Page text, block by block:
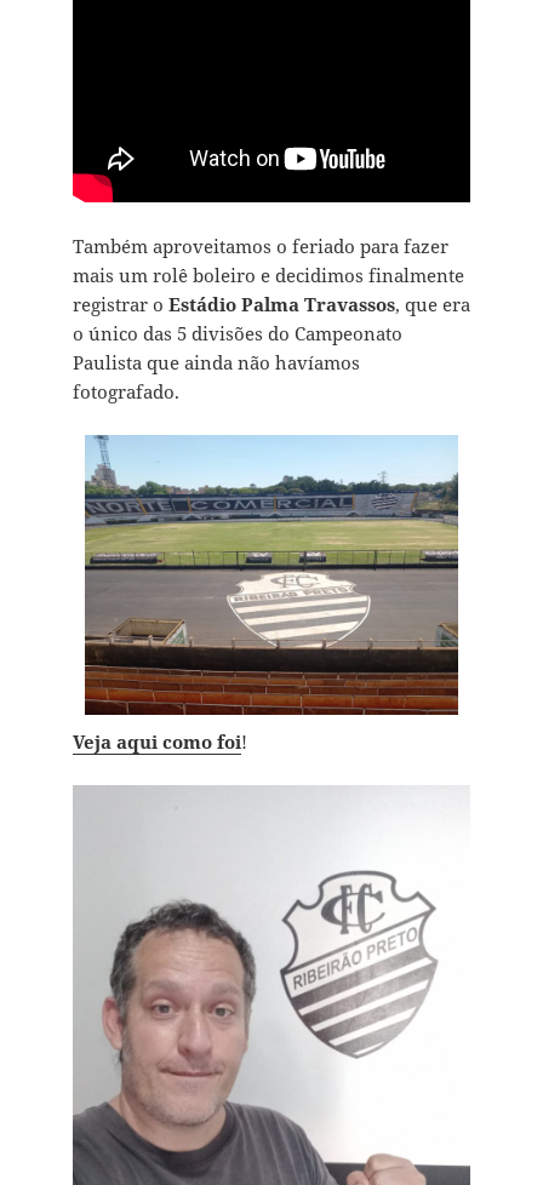
Também aproveitamos o feriado para fazer
mais um rolê boleiro e decidimos finalmente
registrar o Estádio Palma Travassos, que era
o único das 5 divisões do Campeonato
Paulista que ainda não havíamos
fotografado.
Veja aqui como foi!